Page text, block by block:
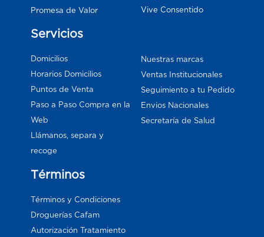
Promesa de Valor
Vive Consentido
Servicios
Domicilios
Horarios Domicilios
Puntos de Venta
Paso a Paso Compra en la
Web
Llámanos, separa y
recoge
Nuestras marcas
Ventas Institucionales
Seguimiento a tu Pedido
Envios Nacionales
Secretaría de Salud
Términos
Términos y Condiciones
Droguerías Cafam
Autorización Tratamiento